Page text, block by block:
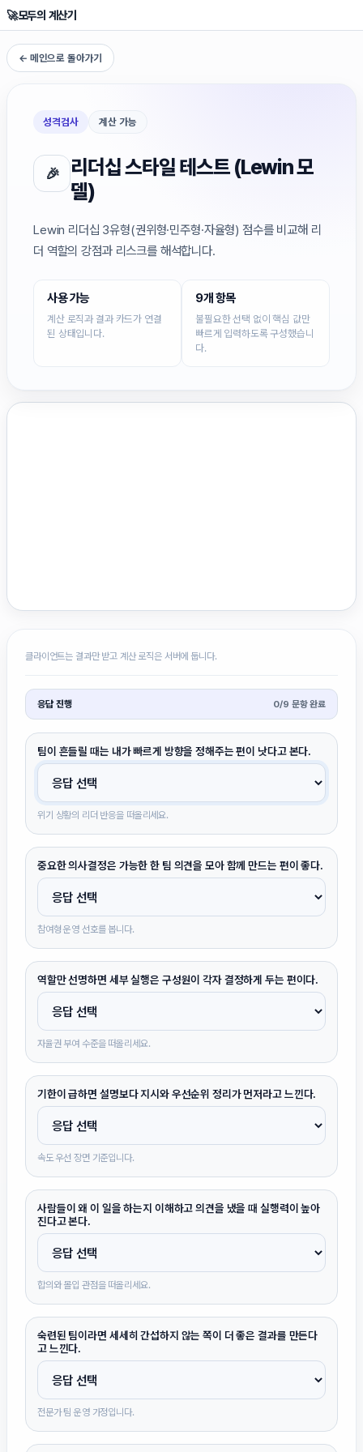
🚀모두의 계산기
← 메인으로 돌아가기
성격검사 계산 가능
🎉
리더십 스타일 테스트 (Lewin 모
델)
Lewin 리더십 3유형(권위형·민주형·자율형) 점수를 비교해 리
더 역할의 강점과 리스크를 해석합니다.
사용 가능
계산 로직과 결과 카드가 연결
된 상태입니다.
9개 항목
불필요한 선택 없이 핵심 값만
빠르게 입력하도록 구성했습니
다.
클라이언트는 결과만 받고 계산 로직은 서버에 둡니다.
응답 진행 0/9 문항 완료
팀이 흔들릴 때는 내가 빠르게 방향을 정해주는 편이 낫다고 본다.
위기 상황의 리더 반응을 떠올리세요.
중요한 의사결정은 가능한 한 팀 의견을 모아 함께 만드는 편이 좋다.
참여형 운영 선호를 봅니다.
역할만 선명하면 세부 실행은 구성원이 각자 결정하게 두는 편이다.
자율권 부여 수준을 떠올리세요.
기한이 급하면 설명보다 지시와 우선순위 정리가 먼저라고 느낀다.
속도 우선 장면 기준입니다.
사람들이 왜 이 일을 하는지 이해하고 의견을 냈을 때 실행력이 높아
진다고 본다.
합의와 몰입 관점을 떠올리세요.
숙련된 팀이라면 세세히 간섭하지 않는 쪽이 더 좋은 결과를 만든다
고 느낀다.
전문가 팀 운영 가정입니다.